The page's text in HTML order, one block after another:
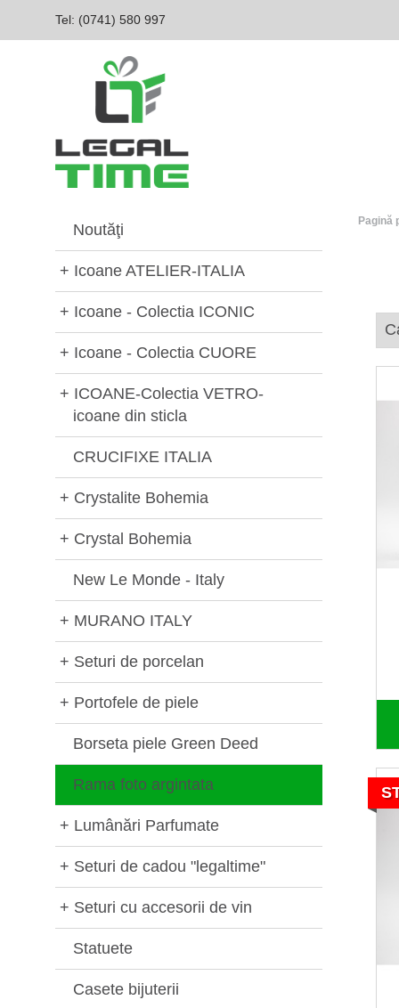
Tel: (0741) 580 997‬
Noutăţi
+ Icoane ATELIER-ITALIA
+ Icoane - Colectia ICONIC
+ Icoane - Colectia CUORE
+ ICOANE-Colectia VETRO-
icoane din sticla
CRUCIFIXE ITALIA
+ Crystalite Bohemia
+ Crystal Bohemia
New Le Monde - Italy
+ MURANO ITALY
+ Seturi de porcelan
+ Portofele de piele
Borseta piele Green Deed
Rama foto argintata
+ Lumânări Parfumate
+ Seturi de cadou "legaltime"
+ Seturi cu accesorii de vin
Statuete
Casete bijuterii
Pagină